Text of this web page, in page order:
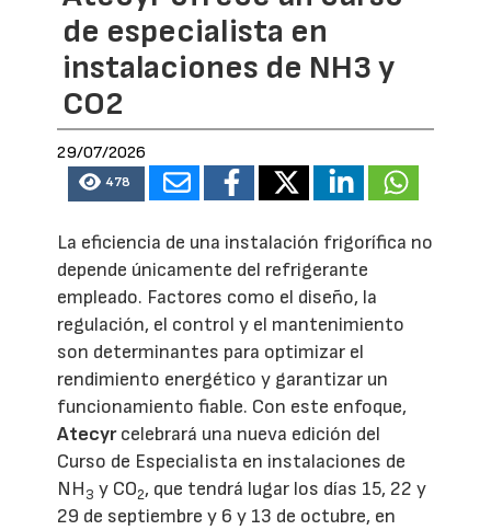
de especialista en
instalaciones de NH3 y
CO2
29/07/2026
478
La eficiencia de una instalación frigorífica no
depende únicamente del refrigerante
empleado. Factores como el diseño, la
regulación, el control y el mantenimiento
son determinantes para optimizar el
rendimiento energético y garantizar un
funcionamiento fiable. Con este enfoque,
Atecyrcelebrará una nueva edición del
Curso de Especialista en instalaciones de
NH3 y CO2, que tendrá lugar los días 15, 22 y
29 de septiembre y 6 y 13 de octubre, en